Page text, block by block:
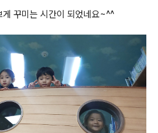
게 꾸미는 시간이 되었네요~^^